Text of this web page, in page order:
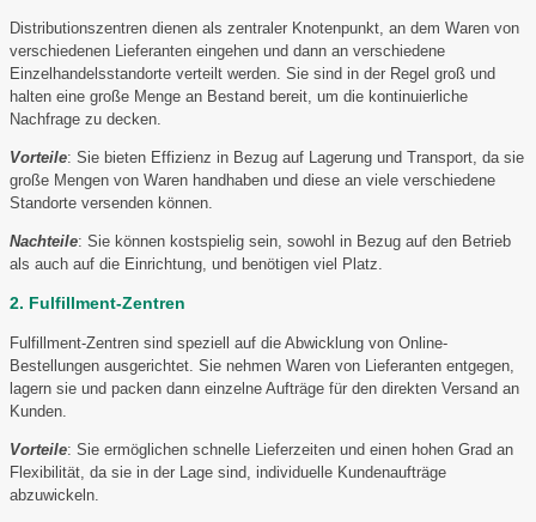
Distributionszentren dienen als zentraler Knotenpunkt, an dem Waren von
verschiedenen Lieferanten eingehen und dann an verschiedene
Einzelhandelsstandorte verteilt werden. Sie sind in der Regel groß und
halten eine große Menge an Bestand bereit, um die kontinuierliche
Nachfrage zu decken.
Vorteile: Sie bieten Effizienz in Bezug auf Lagerung und Transport, da sie
große Mengen von Waren handhaben und diese an viele verschiedene
Standorte versenden können.
Nachteile: Sie können kostspielig sein, sowohl in Bezug auf den Betrieb
als auch auf die Einrichtung, und benötigen viel Platz.
2. Fulfillment-Zentren
Fulfillment-Zentren sind speziell auf die Abwicklung von Online-
Bestellungen ausgerichtet. Sie nehmen Waren von Lieferanten entgegen,
lagern sie und packen dann einzelne Aufträge für den direkten Versand an
Kunden.
Vorteile: Sie ermöglichen schnelle Lieferzeiten und einen hohen Grad an
Flexibilität, da sie in der Lage sind, individuelle Kundenaufträge
abzuwickeln.